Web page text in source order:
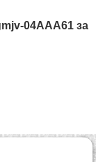
04AAA61 за